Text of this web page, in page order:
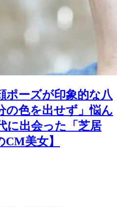
ポーズが印象的な八
の色を出せず」悩ん
に出会った「芝居
美女】